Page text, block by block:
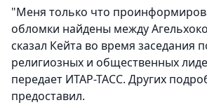
"Меня только что
обломки найдены между
сказал Кейта во время заседания
религиозных и общественных
передает ИТАР-ТАСС. Других
предоставил.